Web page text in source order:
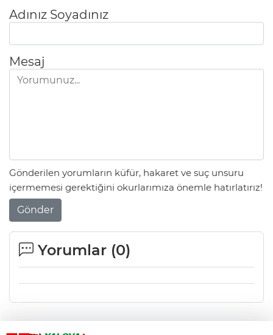
Adınız Soyadınız
Mesaj
Gönderilen yorumların küfür, hakaret ve suç unsuru
içermemesi gerektiğini okurlarımıza önemle hatırlatırız!
Gönder
Yorumlar (0)